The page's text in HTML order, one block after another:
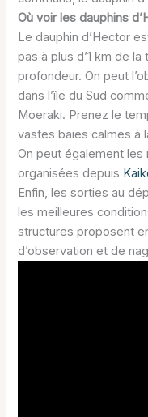
Où voir les dauphins
Le dauphin d’Hector
pas à plus d’1 km de
profondeur. On peut
dans l’île du Sud
Moeraki. Prenez le
vastes baies calmes à
On peut également
organisées depuis
Enfin, les sorties au
les meilleures
structures proposent
d’observation et de